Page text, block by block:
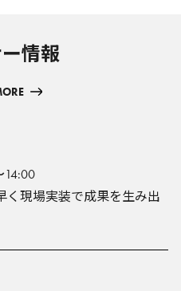
情報
く現場実装で成果を生み出
14:00